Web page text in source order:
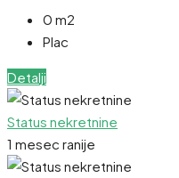
0 m2
Plac
Detalji
Status nekretnine
1 mesec ranije